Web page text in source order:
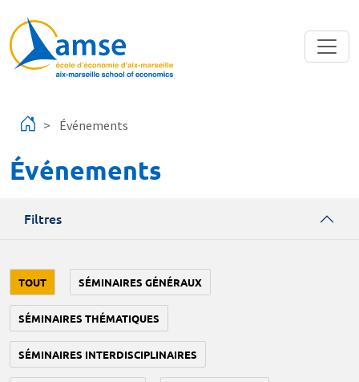
Événements
Événements
Filtres
TOUT SÉMINAIRES GÉNÉRAUX
SÉMINAIRES THÉMATIQUES
SÉMINAIRES INTERDISCIPLINAIRES